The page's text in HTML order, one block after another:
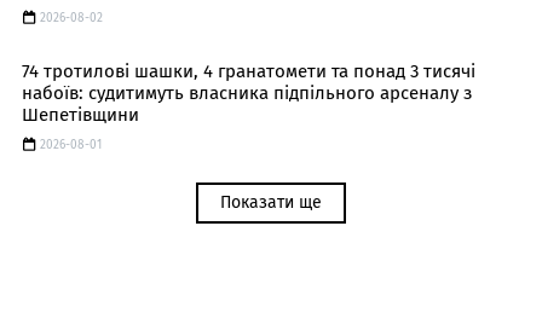
2026-08-02
74 тротилові шашки, 4 гранатомети та понад 3 тисячі
набоїв: судитимуть власника підпільного арсеналу з
Шепетівщини
2026-08-01
Показати ще